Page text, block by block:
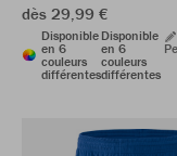
dès 29,99 €
Disponible
en 6
couleurs
différentes
Disponible
en 6
couleurs
différentes